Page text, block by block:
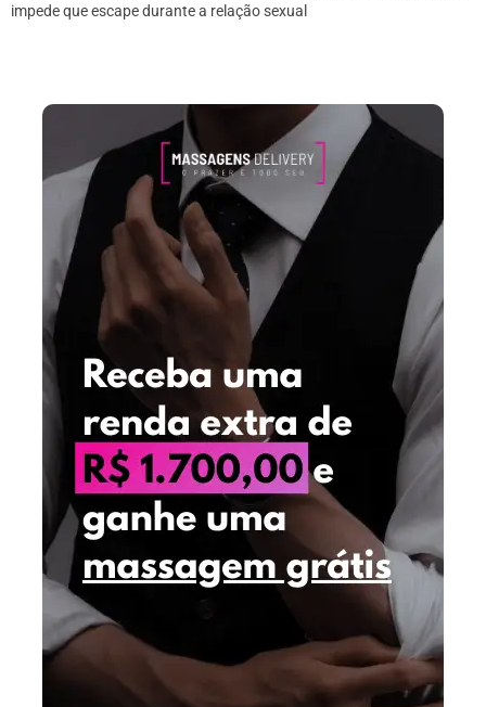
impede que escape durante a relação sexual